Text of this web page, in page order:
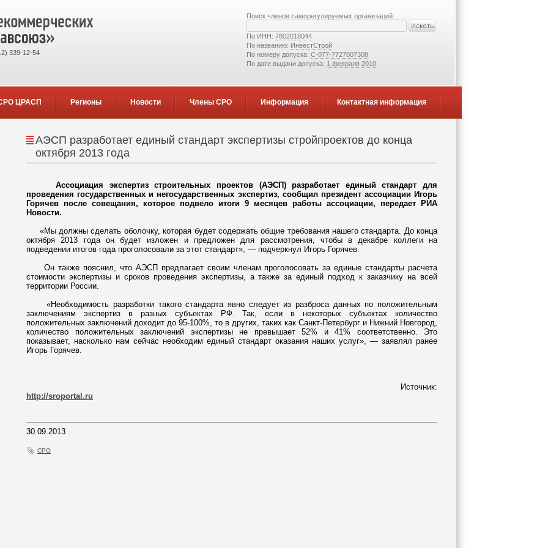
339-12-54
Поиск членов саморегулируемых организаций:
По ИНН: 7802018044
По названию: ИнвестСтрой
По номеру допуска: С-077-7727007308
По дате выдачи допуска: 1 февраля 2010
ЦРАСП Регионы Новости Члены СРО Информация Контактная информация
АЭСП разработает единый стандарт экспертизы стройпроектов до конца
октября 2013 года
Ассоциация экспертиз строительных проектов (АЭСП) разработает единый стандарт для
проведения государственных и негосударственных экспертиз, сообщил президент ассоциации Игорь
Горячев после совещания, которое подвело итоги 9 месяцев работы ассоциации, передает РИА
Новости.
«Мы должны сделать оболочку, которая будет содержать общие требования нашего стандарта. До конца
октября 2013 года он будет изложен и предложен для рассмотрения, чтобы в декабре коллеги на
подведении итогов года проголосовали за этот стандарт», — подчеркнул Игорь Горячев.
Он также пояснил, что АЭСП предлагает своим членам проголосовать за единые стандарты расчета
стоимости экспертизы и сроков проведения экспертизы, а также за единый подход к заказчику на всей
территории России.
«Необходимость разработки такого стандарта явно следует из разброса данных по положительным
заключениям экспертиз в разных субъектах РФ. Так, если в некоторых субъектах количество
положительных заключений доходит до 95-100%, то в других, таких как Санкт-Петербург и Нижний Новгород,
количество положительных заключений экспертизы не превышает 52% и 41% соответственно. Это
показывает, насколько нам сейчас необходим единый стандарт оказания наших услуг», — заявлял ранее
Игорь Горячев.
Источник:
http://sroportal.ru
30.09.2013
СРО